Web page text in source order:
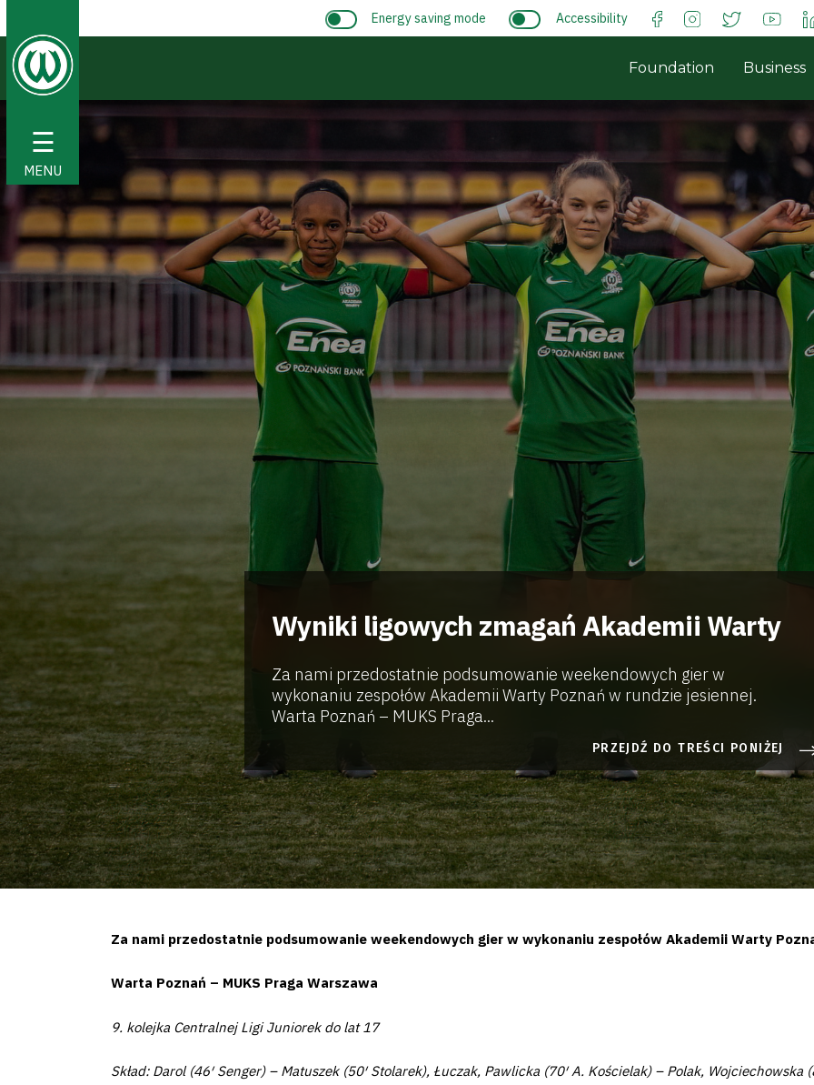
☰
MENU
Energy saving mode Accessibility
Foundation Business
Wyniki ligowych zmagań Akademii Warty
Za nami przedostatnie podsumowanie weekendowych gier w
wykonaniu zespołów Akademii Warty Poznań w rundzie jesiennej.
Warta Poznań – MUKS Praga...
PRZEJDŹ DO TREŚCI PONIŻEJ
Za nami przedostatnie podsumowanie weekendowych gier w wykonaniu zespołów Akademii Warty
Warta Poznań – MUKS Praga Warszawa
9. kolejka Centralnej Ligi Juniorek do lat 17
Skład: Darol (46′ Senger) – Matuszek (50′ Stolarek), Łuczak, Pawlicka (70′ A. Kościelak) – Polak, Wojciechowska